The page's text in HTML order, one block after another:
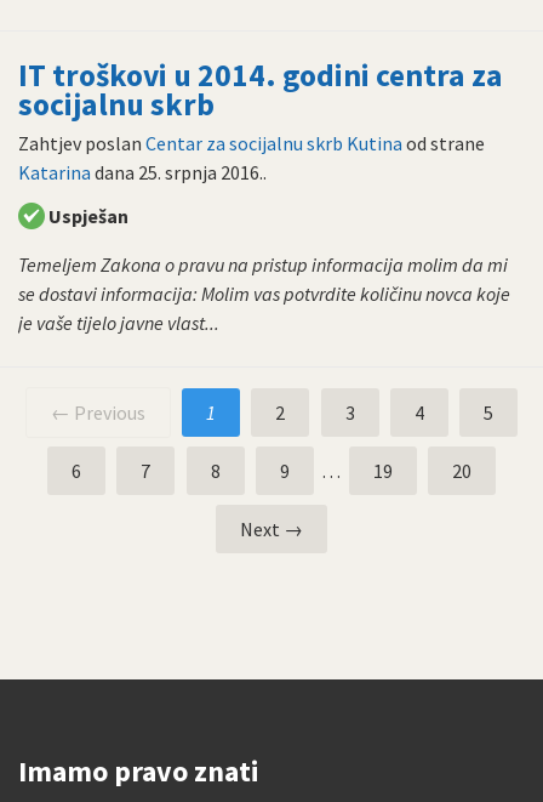
IT troškovi u 2014. godini centra za
socijalnu skrb
Zahtjev poslan Centar za socijalnu skrb Kutina od strane
Katarina dana 25. srpnja 2016..
Uspješan
Temeljem Zakona o pravu na pristup informacija molim da mi
se dostavi informacija: Molim vas potvrdite količinu novca koje
je vaše tijelo javne vlast...
← Previous 1 2 3 4 5
6 7 8 9 … 19 20
Next →
Imamo pravo znati